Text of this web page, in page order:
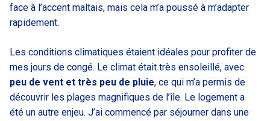
face à l’accent maltais, mais cela m’a poussé à m’adapter
rapidement.
Les conditions climatiques étaient idéales pour profiter de
mes jours de congé. Le climat était très ensoleillé, avec
peu de vent et très peu de pluie, ce qui m’a permis de
découvrir les plages magnifiques de l’île. Le logement a
été un autre enjeu. J’ai commencé par séjourner dans une